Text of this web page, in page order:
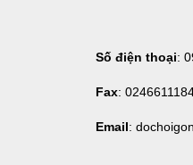
Số điện thoại:
Fax:
Email: